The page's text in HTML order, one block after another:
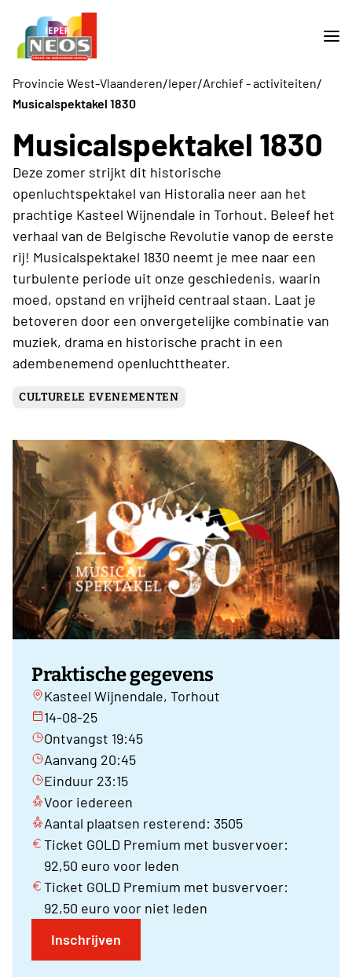
Provincie West-Vlaanderen/Ieper/Archief - activiteiten/
Musicalspektakel 1830
Musicalspektakel 1830
Deze zomer strijkt dit historische
openluchtspektakel van Historalia neer aan het
prachtige Kasteel Wijnendale in Torhout. Beleef het
verhaal van de Belgische Revolutie vanop de eerste
rij! Musicalspektakel 1830 neemt je mee naar een
turbulente periode uit onze geschiedenis, waarin
moed, opstand en vrijheid centraal staan. Laat je
betoveren door een onvergetelijke combinatie van
muziek, drama en historische pracht in een
adembenemend openluchttheater.
CULTURELE EVENEMENTEN
Praktische gegevens
Kasteel Wijnendale, Torhout
14-08-25
Ontvangst 19:45
Aanvang 20:45
Einduur 23:15
Voor iedereen
Aantal plaatsen resterend: 3505
Ticket GOLD Premium met busvervoer:
92,50 euro voor leden
Ticket GOLD Premium met busvervoer:
92,50 euro voor niet leden
Inschrijven